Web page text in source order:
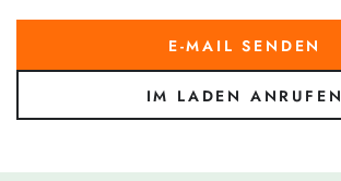
E-MAIL SENDEN
IM LADEN ANRUFEN